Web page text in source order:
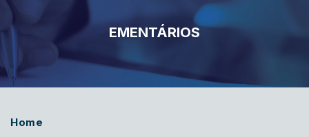
EMENTÁRIOS
Home